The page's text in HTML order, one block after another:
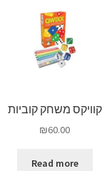
קוויקס משחק קוביות
₪60.00
Read more